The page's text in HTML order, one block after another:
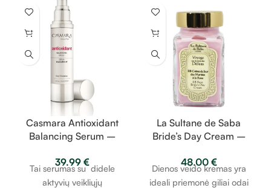
Casmara Antioxidant
Balancing Serum –
balansuojantis serumas
50ml
39.99 €
Tai serumas su didele
aktyvių veikliųjų
La Sultane de Saba
Bride’s Day Cream –
jaunosios BB kremas
100ml
48.00 €
Dienos veido kremas yra
ideali priemonė giliai odai